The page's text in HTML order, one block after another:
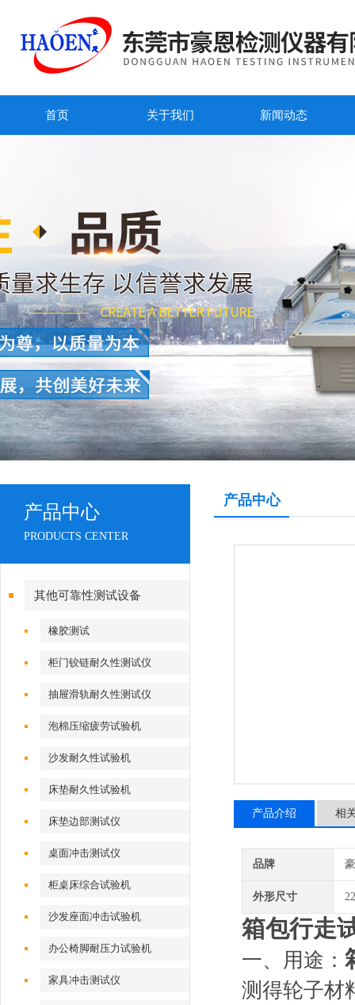
首页 关于我们 新闻动态
产品中心
PRODUCTS CENTER
其他可靠性测试设备
橡胶测试
柜门铰链耐久性测试仪
抽屉滑轨耐久性测试仪
泡棉压缩疲劳试验机
沙发耐久性试验机
床垫耐久性试验机
床垫边部测试仪
桌面冲击测试仪
柜桌床综合试验机
沙发座面冲击试验机
办公椅脚耐压力试验机
家具冲击测试仪
产品中心
产品介绍 相
品牌
外形尺寸
箱包行走
一、用途：
测得轮子材